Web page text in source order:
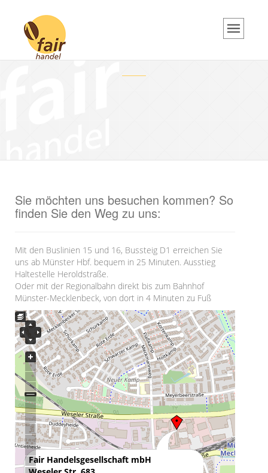
Aktuelles
Aktuelle Termine
Grundkurs Weltladen
Newsletter
Fairer Handel
Handelspartner
Handelspartner
GEPA
EL PUENTE
Fairkauf Handelskontor eG
WeltPartner eG
CONTIGO Fairtrade GmbH
GLOBO Fair Trade Partner GmbH
Sie möchten uns besuchen kommen? So
finden Sie den Weg zu uns:
Mit den Buslinien 15 und 16, Bussteig D1 erreichen Sie
uns ab Münster Hbf. bequem in 25 Minuten. Ausstieg
Haltestelle Heroldstraße.
Oder mit der Regionalbahn direkt bis zum Bahnhof
Münster-Mecklenbeck, von dort in 4 Minuten zu Fuß
Fair Handelsgesellschaft mbH